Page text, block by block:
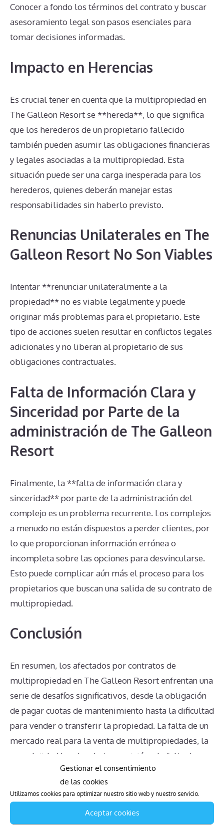
Gestionar el consentimiento
de las cookies
Utilizamos cookies para optimizar nuestro sitio web y nuestro servicio.
Aceptar cookies
Conocer a fondo los términos del contrato y buscar
asesoramiento legal son pasos esenciales para
tomar decisiones informadas.
Impacto en Herencias
Es crucial tener en cuenta que la multipropiedad en
The Galleon Resort se **hereda**, lo que significa
que los herederos de un propietario fallecido
también pueden asumir las obligaciones financieras
y legales asociadas a la multipropiedad. Esta
situación puede ser una carga inesperada para los
herederos, quienes deberán manejar estas
responsabilidades sin haberlo previsto.
Renuncias Unilaterales en The
Galleon Resort No Son Viables
Intentar **renunciar unilateralmente a la
propiedad** no es viable legalmente y puede
originar más problemas para el propietario. Este
tipo de acciones suelen resultar en conflictos legales
adicionales y no liberan al propietario de sus
obligaciones contractuales.
Falta de Información Clara y
Sinceridad por Parte de la
administración de The Galleon
Resort
Finalmente, la **falta de información clara y
sinceridad** por parte de la administración del
complejo es un problema recurrente. Los complejos
a menudo no están dispuestos a perder clientes, por
lo que proporcionan información errónea o
incompleta sobre las opciones para desvincularse.
Esto puede complicar aún más el proceso para los
propietarios que buscan una salida de su contrato de
multipropiedad.
Conclusión
En resumen, los afectados por contratos de
multipropiedad en The Galleon Resort enfrentan una
serie de desafíos significativos, desde la obligación
de pagar cuotas de mantenimiento hasta la dificultad
para vender o transferir la propiedad. La falta de un
mercado real para la venta de multipropiedades, la
complejidad legal en la transmisión y la falta de
claridad sobre los derechos de los propietarios
agravan la situación. Es esencial que los propietarios
estén bien informados y busquen asesoramiento
legal adecuado para manejar estos desafíos de